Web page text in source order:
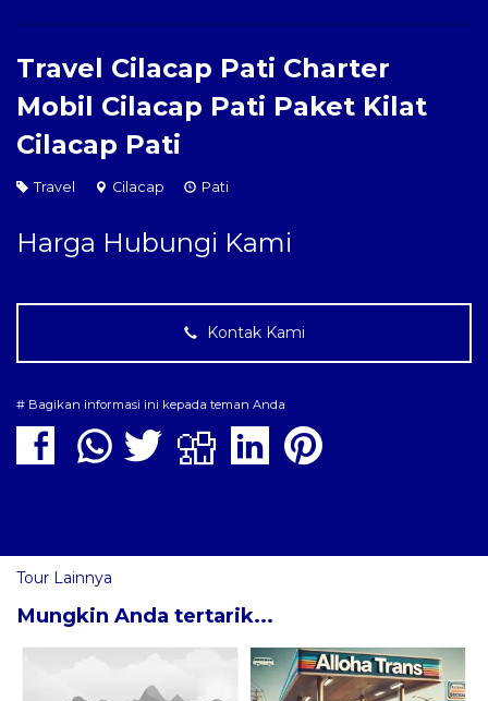
Travel Cilacap Pati Charter
Mobil Cilacap Pati Paket Kilat
Cilacap Pati
Travel Cilacap Pati
Harga Hubungi Kami
Kontak Kami
# Bagikan informasi ini kepada teman Anda
Tour Lainnya
Mungkin Anda tertarik...